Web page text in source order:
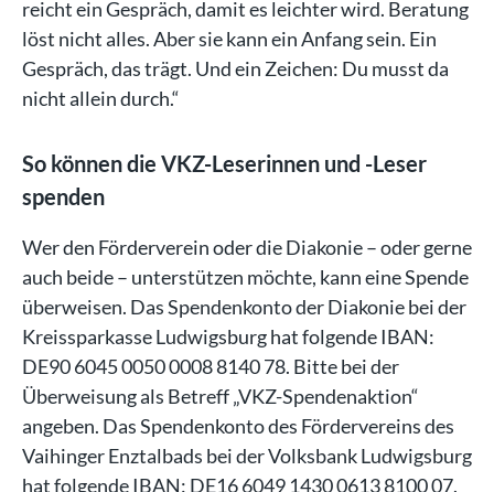
reicht ein Gespräch, damit es leichter wird. Beratung
löst nicht alles. Aber sie kann ein Anfang sein. Ein
Gespräch, das trägt. Und ein Zeichen: Du musst da
nicht allein durch.“
So können die VKZ-Leserinnen und -Leser
spenden
Wer den Förderverein oder die Diakonie – oder gerne
auch beide – unterstützen möchte, kann eine Spende
überweisen. Das Spendenkonto der Diakonie bei der
Kreissparkasse Ludwigsburg hat folgende IBAN:
DE90 6045 0050 0008 8140 78. Bitte bei der
Überweisung als Betreff „VKZ-Spendenaktion“
angeben. Das Spendenkonto des Fördervereins des
Vaihinger Enztalbads bei der Volksbank Ludwigsburg
hat folgende IBAN: DE16 6049 1430 0613 8100 07.